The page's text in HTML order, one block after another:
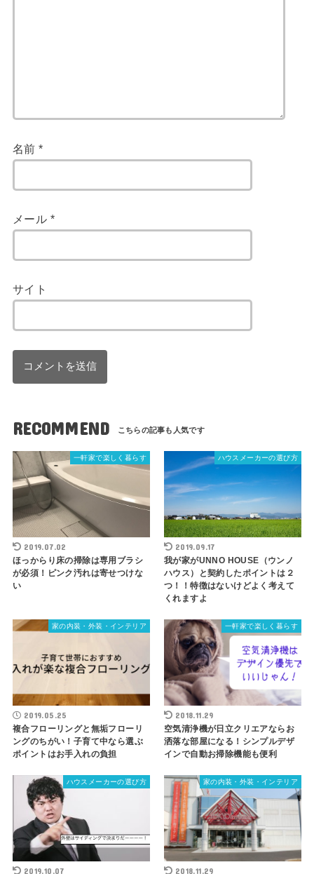
名前*
メール *
サイト
RECOMMEND
一軒家で楽しく暮らす
2019.07.02
ほっからり床の掃除は専用ブラシ
が必須！ピンク汚れは寄せつけな
い
ハウスメーカーの選び方
2019.09.17
我が家がUNNO HOUSE（ウンノ
ハウス）と契約したポイントは２
つ！！特徴はないけどよく考えて
くれますよ
家の内装・外装・インテリア
2019.05.25
複合フローリングと無垢フローリ
ングのちがい！子育て中なら選ぶ
ポイントはお手入れの負担
一軒家で楽しく暮らす
2018.11.29
空気清浄機が日立クリエアならお
洒落な部屋になる！シンプルデザ
インで自動お掃除機能も便利
ハウスメーカーの選び方
2019.10.07
家の内装・外装・インテリア
2018.11.29